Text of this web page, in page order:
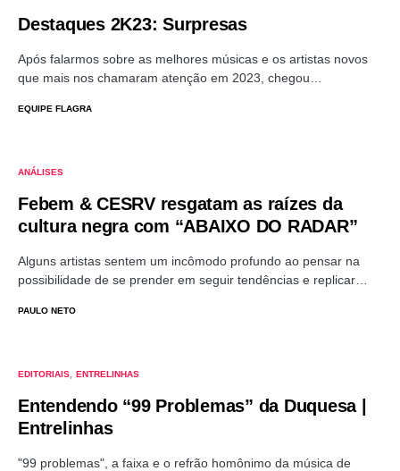
Destaques 2K23: Surpresas
Após falarmos sobre as melhores músicas e os artistas novos
que mais nos chamaram atenção em 2023, chegou…
EQUIPE FLAGRA
ANÁLISES
Febem & CESRV resgatam as raízes da
cultura negra com “ABAIXO DO RADAR”
Alguns artistas sentem um incômodo profundo ao pensar na
possibilidade de se prender em seguir tendências e replicar…
PAULO NETO
EDITORIAIS ENTRELINHAS
Entendendo “99 Problemas” da Duquesa |
Entrelinhas
"99 problemas", a faixa e o refrão homônimo da música de